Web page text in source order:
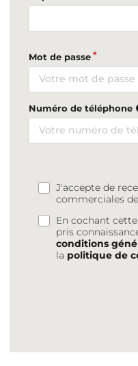
Mot de passe
Numéro de téléphone
J'accepte de
commerciales
En cochant
pris
conditions
la politique de